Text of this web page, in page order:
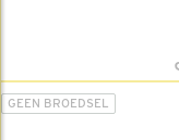
GEEN BROEDSEL